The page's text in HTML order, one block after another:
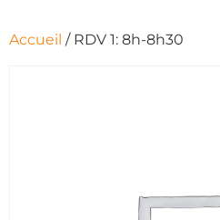
Accueil / RDV 1: 8h-8h30